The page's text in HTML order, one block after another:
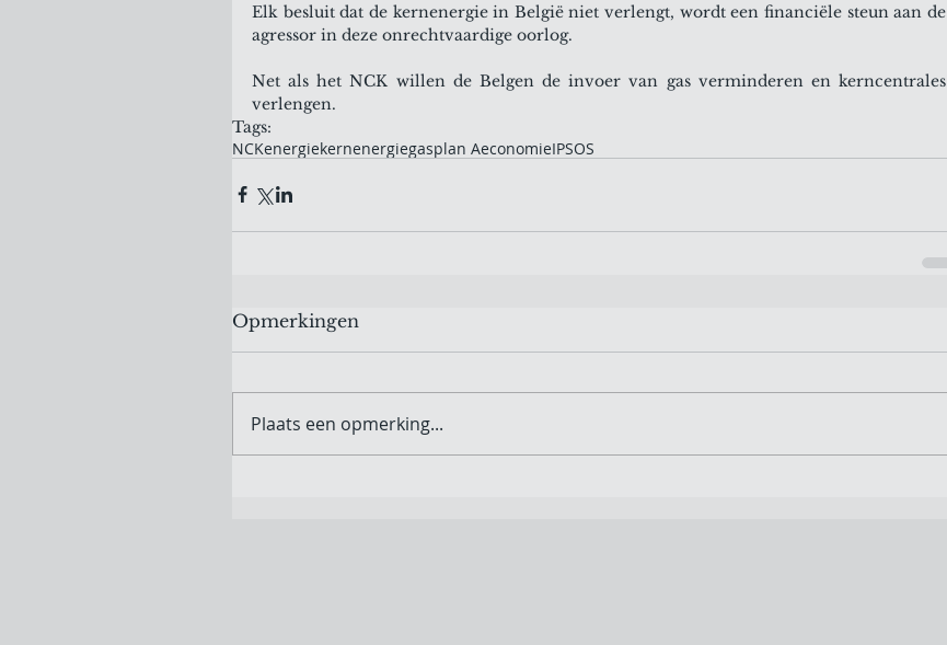
Elk besluit dat de kernenergie in België niet verlengt, wordt een financiële steun aan de
agressor in deze onrechtvaardige oorlog.
Net als het NCK willen de Belgen de invoer van gas verminderen en kerncentrales
verlengen.
Tags:
NCKenergiekernenergiegasplan AeconomieIPSOS
Opmerkingen
Plaats een opmerking...